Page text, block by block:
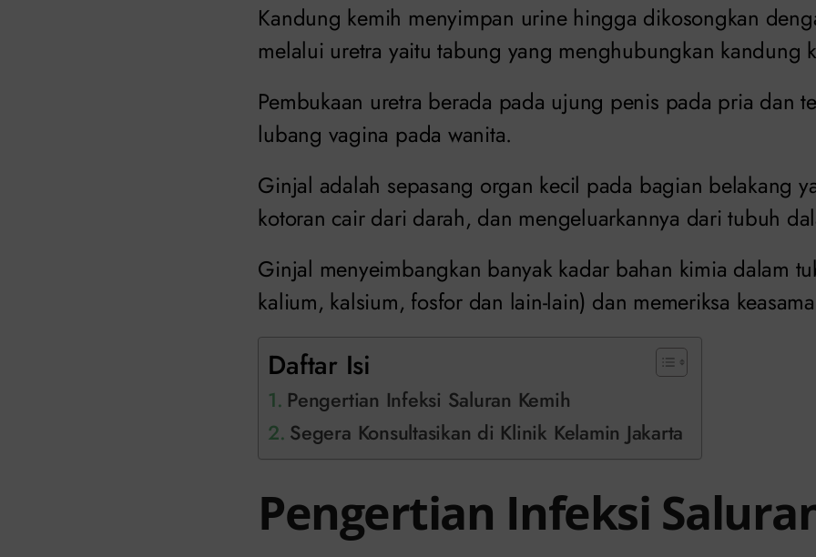
Kandung kemih menyimpan urine hingga dikosongkan
melalui uretra yaitu tabung yang menghubungkan kandung
Pembukaan uretra berada pada ujung penis pada pria dan
lubang vagina pada wanita.
Ginjal adalah sepasang organ kecil pada bagian belakang
kotoran cair dari darah, dan mengeluarkannya dari tubuh
Ginjal menyeimbangkan banyak kadar bahan kimia dalam
kalium, kalsium, fosfor dan lain-lain) dan memeriksa
Daftar Isi
Pengertian Infeksi Saluran Kemih
Segera Konsultasikan di Klinik Kelamin Jakarta
Pengertian Infeksi